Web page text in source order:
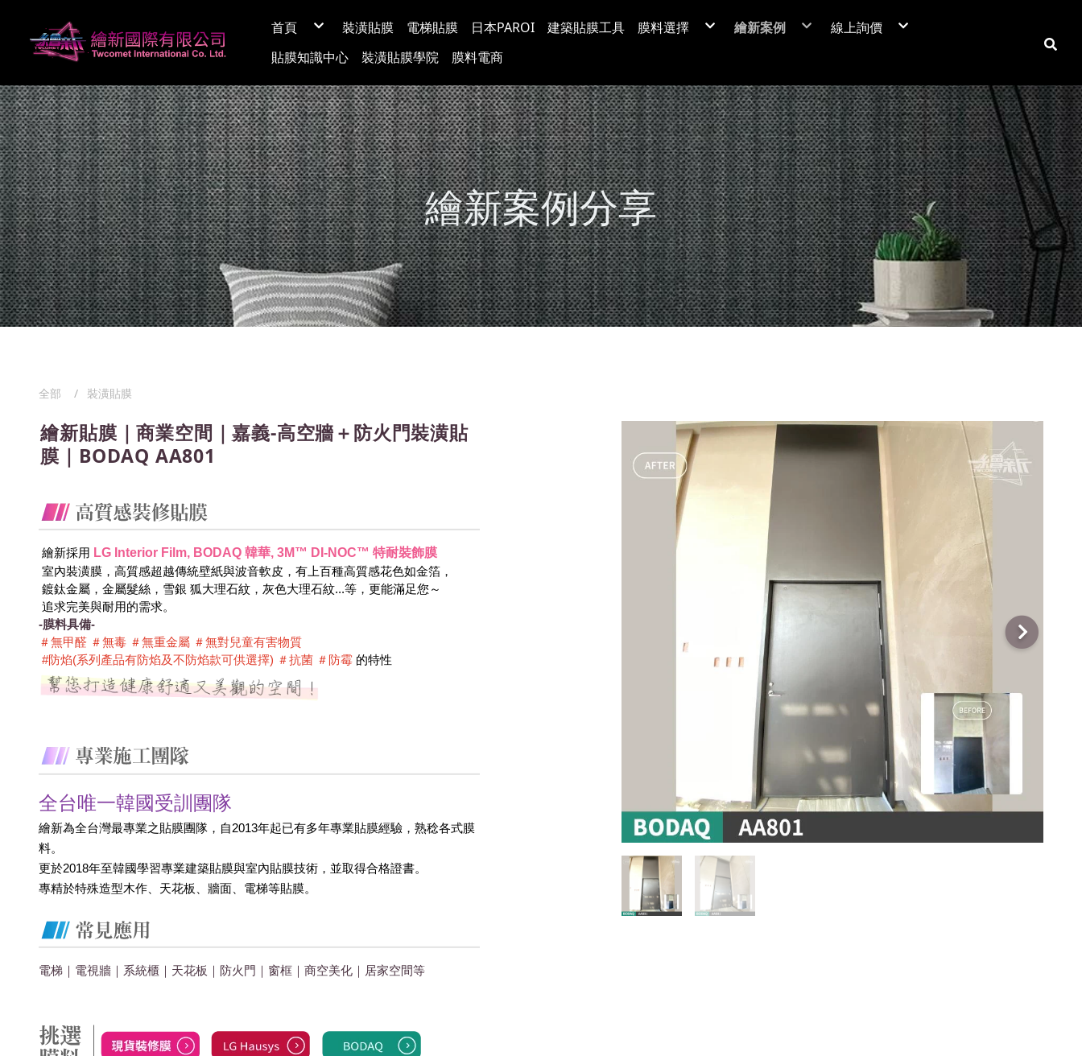
首頁
媒體採訪
展間資訊
裝潢貼膜 電梯貼膜 日本PAROI 建築貼膜工具 膜料選擇
超疏水玻璃防爆膜
玻璃裝飾膜
防爆隔熱紙
塗料牆布
繪新案例
居家空間
電視牆 / 牆面
系統櫃 / 櫥櫃
玻璃裝飾貼膜
防爆膜/隔熱紙
門片、門框
大門
子母門
房門
防火門/消防門
消防栓
防火門
保護貼膜
天花板
工務機台
透明保護膜
鶯歌陶瓷博物館
土地公文化館
商業空間
活動展覽
大圖輸出
品牌廣告車
改色包膜
自體修復犀牛皮
重機
SUZUKI
HONDA
YAMAHA
KYMCO
機車
BWS
FORCE
線上詢價
貼膜知識中心 裝潢貼膜學院 膜料電商
繪新案例分享
繪新貼膜｜商業空間｜嘉義-高空牆＋防火門裝潢貼
膜｜BODAQ AA801
繪新採用 LG Interior Film, BODAQ 韓華, 3M™ DI-NOC™ 特耐裝飾膜
室內裝潢膜，高質感超越傳統壁紙與波音軟皮，有上百種高質感花色如金箔，
鍍鈦金屬，金屬髮絲，雪銀 狐大理石紋，灰色大理石紋...等，更能滿足您～
追求完美與耐用的需求。
-膜料具備-
＃無甲醛 ＃無毒 ＃無重金屬 ＃無對兒童有害物質
#防焰(系列產品有防焰及不防焰款可供選擇) ＃抗菌 ＃防霉 的特性
全台唯一韓國受訓團隊
繪新為全台灣最專業之貼膜團隊，自2013年起已有多年專業貼膜經驗，熟稔各式膜
料。
更於2018年至韓國學習專業建築貼膜與室內貼膜技術，並取得合格證書。
專精於特殊造型木作、天花板、牆面、電梯等貼膜。
電梯｜電視牆｜系統櫃｜天花板｜防火門｜窗框｜商空美化 ｜居家空間等
全部 裝潢貼膜